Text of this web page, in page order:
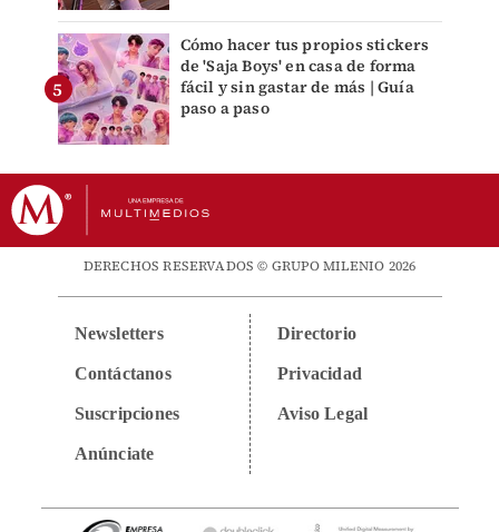
Cómo hacer tus propios stickers
de 'Saja Boys' en casa de forma
fácil y sin gastar de más | Guía
paso a paso
DERECHOS RESERVADOS © GRUPO MILENIO 2026
Newsletters
Contáctanos
Suscripciones
Anúnciate
Directorio
Privacidad
Aviso Legal